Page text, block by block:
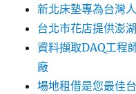
新北床墊專為台灣
台北市花店提供澎
資料擷取DAQ工程
廠
場地租借是您最佳